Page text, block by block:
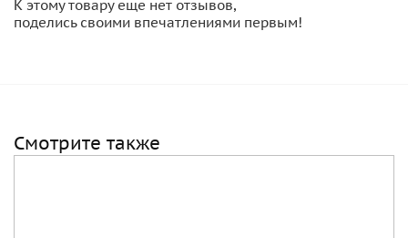
К этому товару еще нет отзывов,
поделись своими впечатлениями первым!
Смотрите также